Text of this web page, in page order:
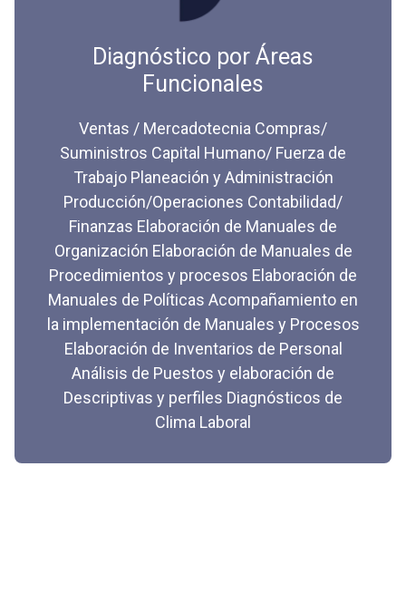
Diagnóstico por Áreas
Funcionales
Ventas / Mercadotecnia Compras/
Suministros Capital Humano/ Fuerza de
Trabajo Planeación y Administración
Producción/Operaciones Contabilidad/
Finanzas Elaboración de Manuales de
Organización Elaboración de Manuales de
Procedimientos y procesos Elaboración de
Manuales de Políticas Acompañamiento en
la implementación de Manuales y Procesos
Elaboración de Inventarios de Personal
Análisis de Puestos y elaboración de
Descriptivas y perfiles Diagnósticos de
Clima Laboral